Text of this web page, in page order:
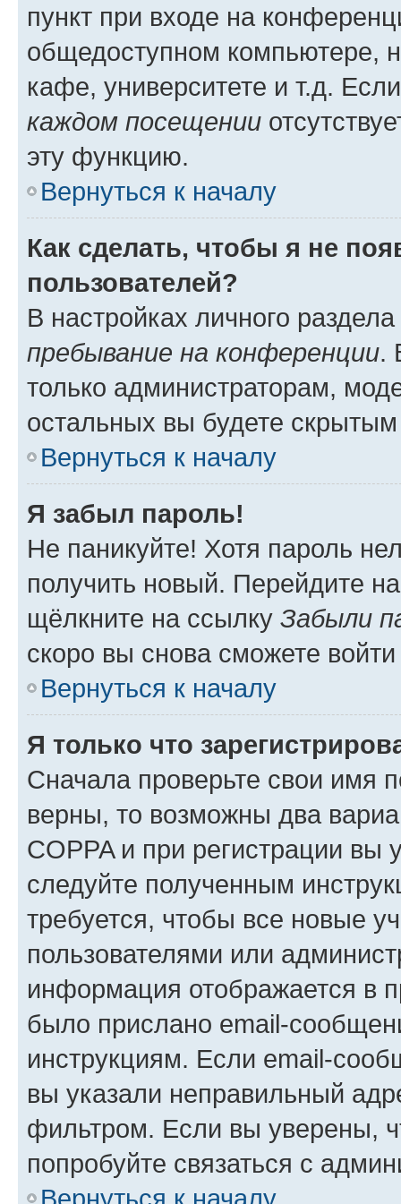
пункт при входе на
общедоступном компьютере,
кафе, университете и т.д.
каждом посещении
эту функцию.
Вернуться к началу
Как сделать, чтобы я не
пользователей?
В настройках личного
пребывание на конференции.
только администраторам,
остальных вы будете
Вернуться к началу
Я забыл пароль!
Не паникуйте! Хотя пароль
получить новый. Перейдите
щёлкните на ссылку Забыли
скоро вы снова сможете
Вернуться к началу
Я только что
Сначала проверьте свои имя
верны, то возможны два
COPPA и при регистрации вы
следуйте полученным
требуется, чтобы все новые
пользователями или
информация отображается в
было прислано email-
инструкциям. Если email-
вы указали неправильный
фильтром. Если вы уверены,
попробуйте связаться с
Вернуться к началу